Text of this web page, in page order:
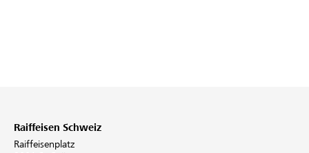
Raiffeisen Schweiz
Raiffeisenplatz